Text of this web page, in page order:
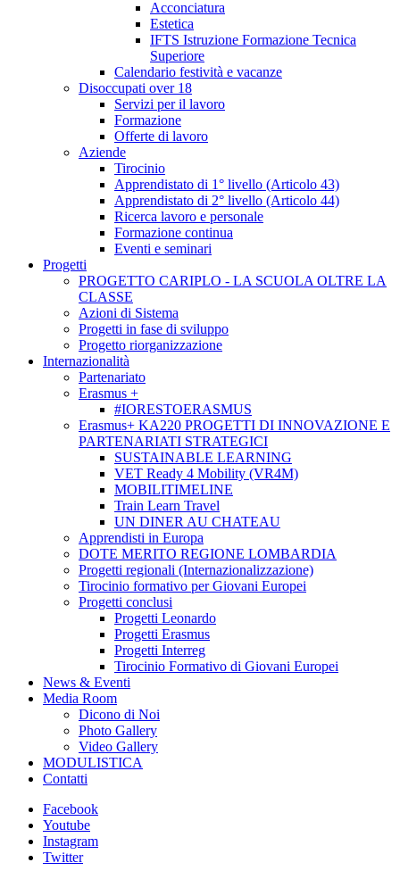
Acconciatura
Estetica
IFTS Istruzione Formazione Tecnica
Superiore
Calendario festività e vacanze
Disoccupati over 18
Servizi per il lavoro
Formazione
Offerte di lavoro
Aziende
Tirocinio
Apprendistato di 1° livello (Articolo 43)
Apprendistato di 2° livello (Articolo 44)
Ricerca lavoro e personale
Formazione continua
Eventi e seminari
Progetti
PROGETTO CARIPLO - LA SCUOLA OLTRE LA
CLASSE
Azioni di Sistema
Progetti in fase di sviluppo
Progetto riorganizzazione
Internazionalità
Partenariato
Erasmus +
#IORESTOERASMUS
Erasmus+ KA220 PROGETTI DI INNOVAZIONE E
PARTENARIATI STRATEGICI
SUSTAINABLE LEARNING
VET Ready 4 Mobility (VR4M)
MOBILITIMELINE
Train Learn Travel
UN DINER AU CHATEAU
Apprendisti in Europa
DOTE MERITO REGIONE LOMBARDIA
Progetti regionali (Internazionalizzazione)
Tirocinio formativo per Giovani Europei
Progetti conclusi
Progetti Leonardo
Progetti Erasmus
Progetti Interreg
Tirocinio Formativo di Giovani Europei
News & Eventi
Media Room
Dicono di Noi
Photo Gallery
Video Gallery
MODULISTICA
Contatti
Facebook
Youtube
Instagram
Twitter